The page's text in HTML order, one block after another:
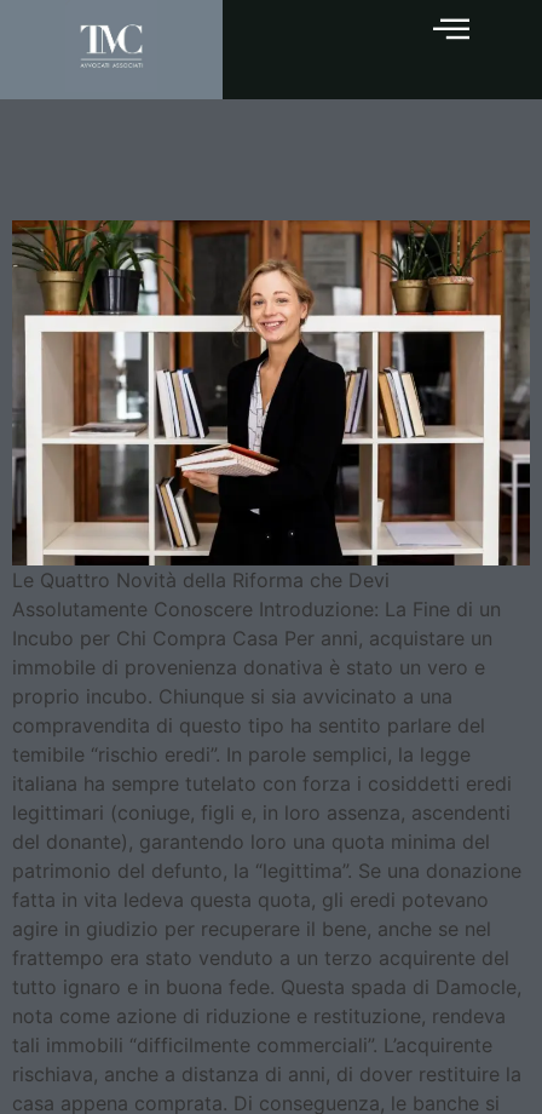
Le Quattro Novità della Riforma che Devi
Assolutamente Conoscere Introduzione: La Fine di un
Incubo per Chi Compra Casa Per anni, acquistare un
immobile di provenienza donativa è stato un vero e
proprio incubo. Chiunque si sia avvicinato a una
compravendita di questo tipo ha sentito parlare del
temibile “rischio eredi”. In parole semplici, la legge
italiana ha sempre tutelato con forza i cosiddetti eredi
legittimari (coniuge, figli e, in loro assenza, ascendenti
del donante), garantendo loro una quota minima del
patrimonio del defunto, la “legittima”. Se una donazione
fatta in vita ledeva questa quota, gli eredi potevano
agire in giudizio per recuperare il bene, anche se nel
frattempo era stato venduto a un terzo acquirente del
tutto ignaro e in buona fede. Questa spada di Damocle,
nota come azione di riduzione e restituzione, rendeva
tali immobili “difficilmente commerciali”. L’acquirente
rischiava, anche a distanza di anni, di dover restituire la
casa appena comprata. Di conseguenza, le banche si